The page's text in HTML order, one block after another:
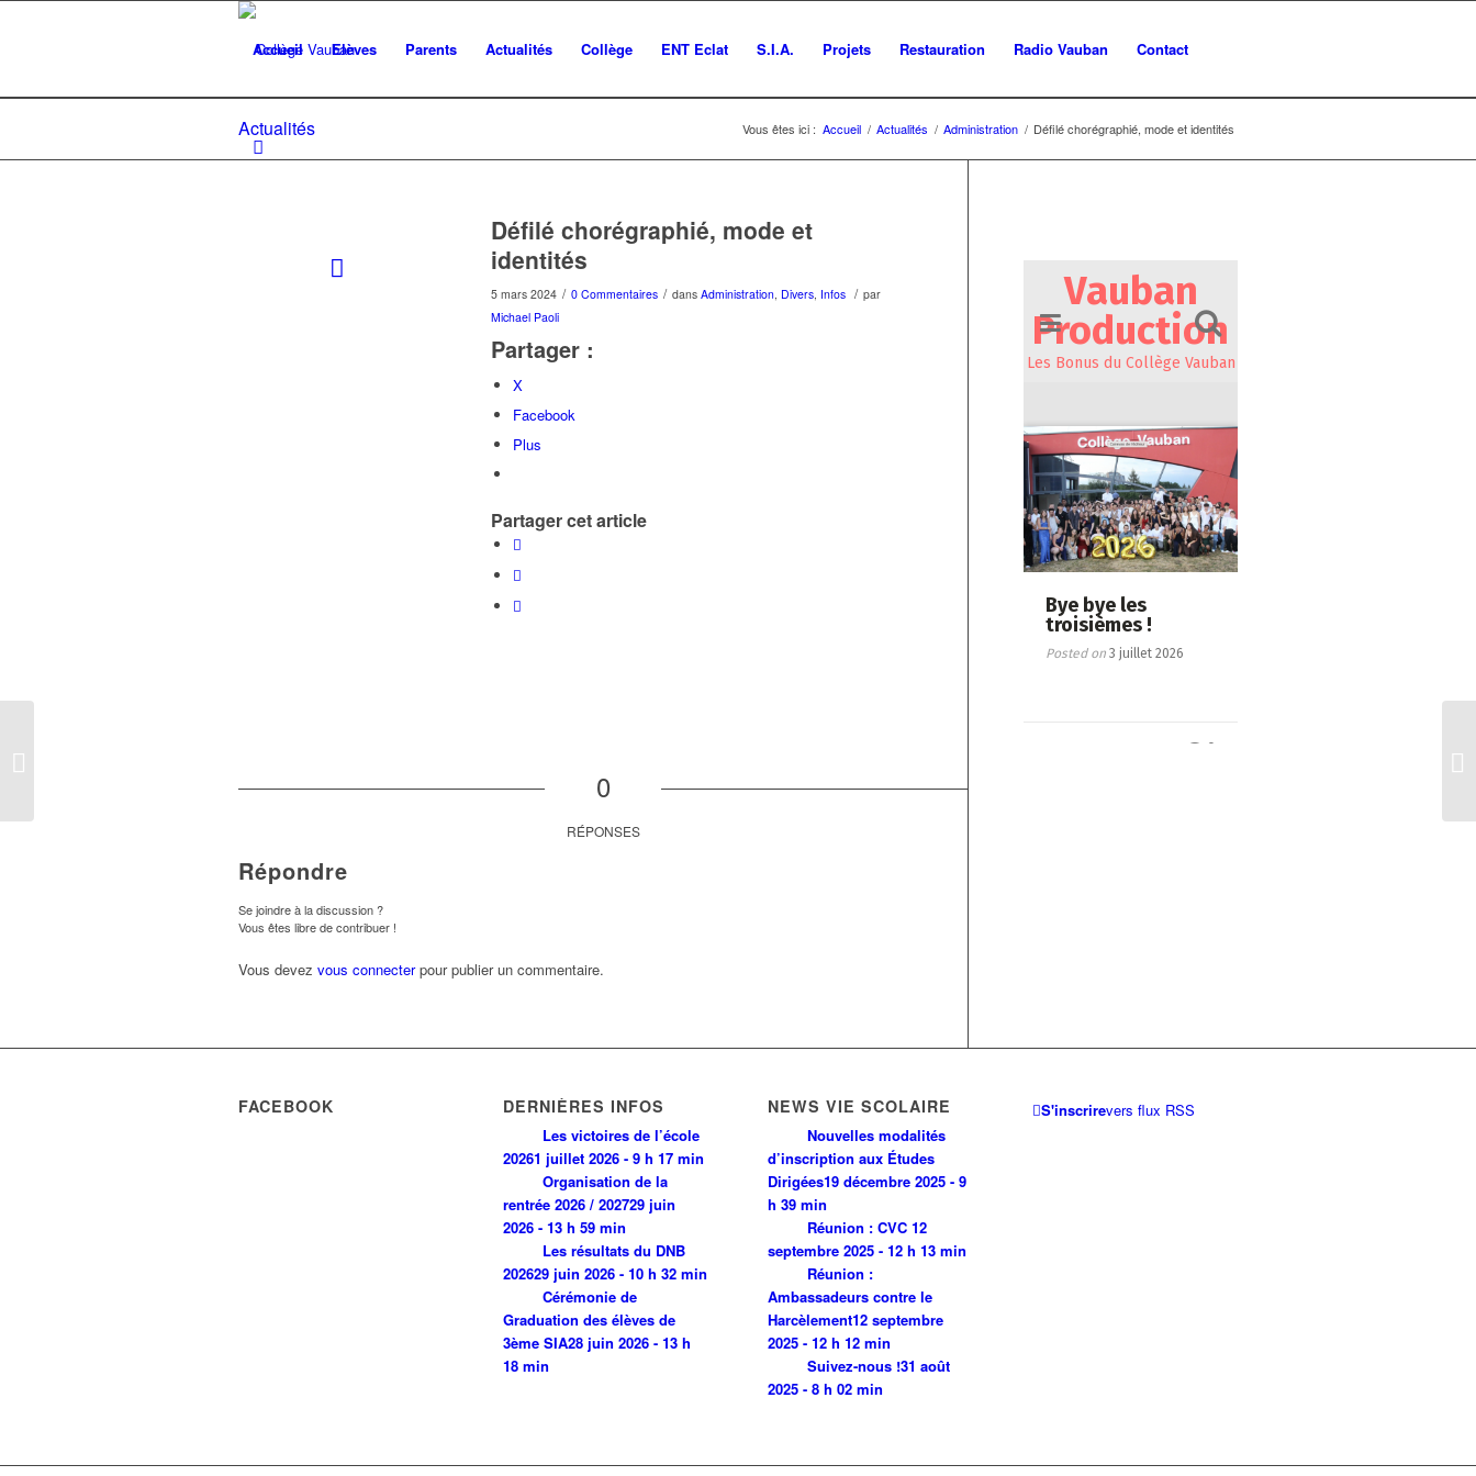
Accueil Elèves Parents Actualités Collège ENT Eclat S.I.A. Projets Restauration Radio Vauban Contact
Actualités Vous êtes ici : Accueil / Actualités / Administration / Défilé chorégraphié, mode et identités
Défilé chorégraphié, mode et
identités
5 mars 2024 / 0 Commentaires / dans Administration, Divers, Infos / par
Michael Paoli
Partager :
X
Facebook
Plus
Partager cet article
0
RÉPONSES
Répondre
Se joindre à la discussion ?
Vous êtes libre de contribuer !
Vous devez vous connecterpour publier un commentaire.
FACEBOOK DERNIÈRES INFOS
Les victoires de l’école
20261 juillet 2026 - 9 h 17 min
Organisation de la
rentrée 2026 / 202729 juin
2026 - 13 h 59 min
Les résultats du DNB
202629 juin 2026 - 10 h 32 min
Cérémonie de
Graduation des élèves de
3ème SIA28 juin 2026 - 13 h
18 min
NEWS VIE SCOLAIRE
Nouvelles modalités
d’inscription aux Études
Dirigées19 décembre 2025 - 9
h 39 min
Réunion : CVC12
septembre 2025 - 12 h 13 min
Réunion :
Ambassadeurs contre le
Harcèlement12 septembre
2025 - 12 h 12 min
Suivez-nous !31 août
2025 - 8 h 02 min
S'inscrirevers flux RSS